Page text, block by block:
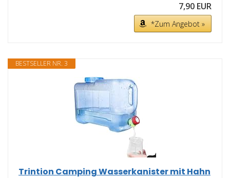
7,90 EUR
*Zum Angebot »
BESTSELLER NR. 3
Trintion Camping Wasserkanister mit Hahn